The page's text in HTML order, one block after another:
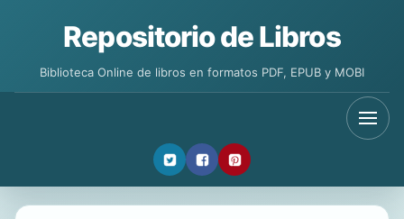
Repositorio de Libros
Biblioteca Online de libros en formatos PDF, EPUB y MOBI